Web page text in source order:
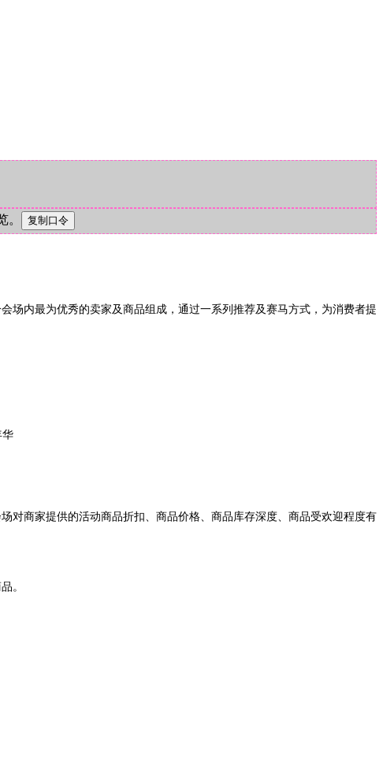
。
内最为优秀的卖家及商品组成，通过一系列推荐及赛马方式，为消费者提
商家提供的活动商品折扣、商品价格、商品库存深度、商品受欢迎程度有
。